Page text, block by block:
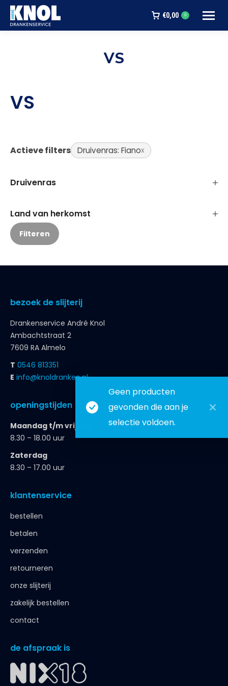
€0,00 0
VS
Geen producten
gevonden die aan je
selectie voldoen.
VS
Actieve filters Druivenras: Fiano
Druivenras
Land van herkomst
Filteren
bezoek de slijterij
Drankenservice André Knol
Ambachtstraat 2
7609 RA Almelo
T 0546 813351
E info@knoldranken.nl
openingstijden
Maandag t/m vrijdag
8.30 – 18.00 uur
Zaterdag
8.30 – 17.00 uur
klantenservice
bestellen
betalen
verzenden
retourneren
onze slijterij
zakelijk bestellen
contact
de afspraak is